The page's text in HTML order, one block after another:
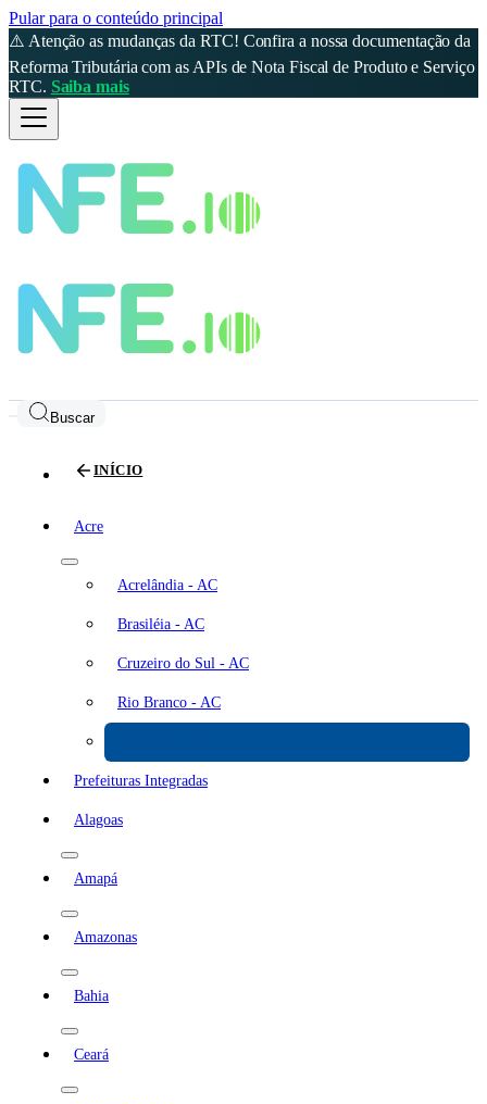
Pular para o conteúdo principal
⚠️ Atenção as mudanças da RTC! Confira a nossa documentação da
Reforma Tributária com as APIs de Nota Fiscal de Produto e Serviço
RTC. Saiba mais
Buscar
INÍCIO
Acre
Acrelândia - AC
Brasiléia - AC
Cruzeiro do Sul - AC
Rio Branco - AC
Prefeituras Integradas
Alagoas
Amapá
Amazonas
Bahia
Ceará